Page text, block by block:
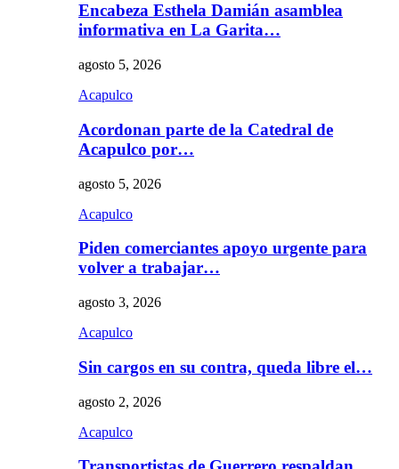
Encabeza Esthela Damián asamblea
informativa en La Garita…
agosto 5, 2026
Acapulco
Acordonan parte de la Catedral de
Acapulco por…
agosto 5, 2026
Acapulco
Piden comerciantes apoyo urgente para
volver a trabajar…
agosto 3, 2026
Acapulco
Sin cargos en su contra, queda libre el…
agosto 2, 2026
Acapulco